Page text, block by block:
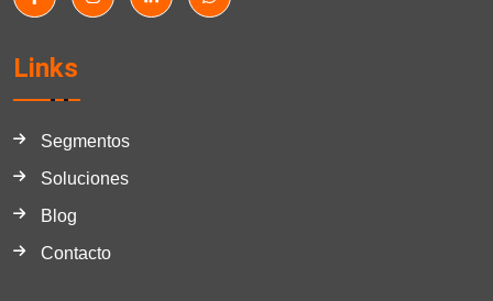
Links
Segmentos
Soluciones
Blog
Contacto